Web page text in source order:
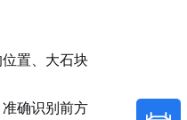
置、大石块
确识别前方